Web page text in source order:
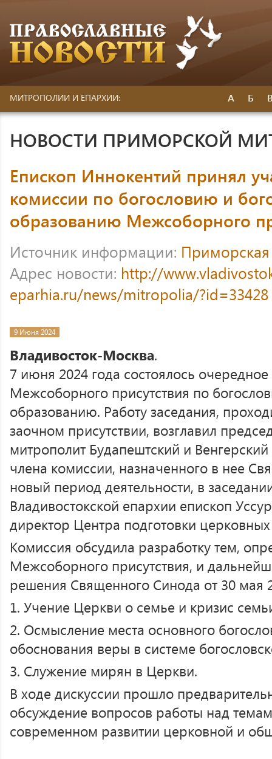
МИТРОПОЛИИ И ЕПАРХИИ: А Б
НОВОСТИ ПРИМОРСКОЙ
Епископ Иннокентий принял
комиссии по богословию и
образованию Межсоборного
Источник информации:
Адрес новости: http://
eparhia.ru/news/mitropolia/?id=33428
9 Июня 2024
Владивосток-Москва.
7 июня 2024 года состоялось
Межсоборного присутствия по
образованию. Работу заседания,
заочном присутствии, возглавил
митрополит Будапештский и
члена комиссии, назначенного в нее
новый период деятельности, в
Владивостокской епархии епископ
директор Центра подготовки
Комиссия обсудила разработку тем,
Межсоборного присутствия, и
решения Священного Синода от 30 мая
1. Учение Церкви о семье и кризис
2. Осмысление места основного
обоснования веры в системе
3. Служение мирян в Церкви.
В ходе дискуссии прошло
обсуждение вопросов работы над
современном развитии церковной и